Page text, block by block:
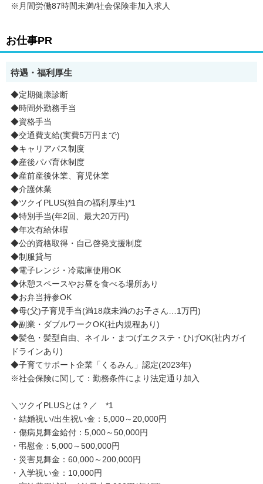
※月間労働87時間未満/社会保険非加入求人
お仕事PR
待遇・福利厚生
◆定期健康診断
◆時間外勤務手当
◆資格手当
◆交通費支給(実費5万円まで)
◆キャリアパス制度
◆産後パパ育休制度
◆産前産後休業、育児休業
◆介護休業
◆ツクイPLUS(独自の福利厚生)*1
◆特別手当(年2回、最大20万円)
◆年次有給休暇
◆公的資格取得・自己啓発支援制度
◆制服貸与
◆電子レンジ・冷蔵庫使用OK
◆休憩スペースやお昼を食べる場所あり
◆お弁当持参OK
◆母(父)子育児手当(満18歳未満のお子さん…1万円)
◆副業・ダブルワークOK(社内規程あり)
◆髪色・髪型自由、ネイル・まつげエクステ・ひげOK(社内ガイ
ドラインあり)
◆子育てサポート企業「くるみん」認定(2023年)
※社会保険に関して：勤務条件により法定通り加入
＼ツクイPLUSとは？／ *1
・結婚祝い/出生祝い金：5,000～20,000円
・傷病見舞金給付：5,000～50,000円
・弔慰金：5,000～500,000円
・災害見舞金：60,000～200,000円
・入学祝い金：10,000円